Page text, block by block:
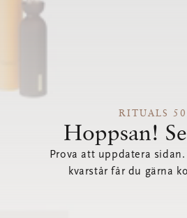
RITUALS
Hoppsan!
Prova att uppdatera
kvarstår får du gärna